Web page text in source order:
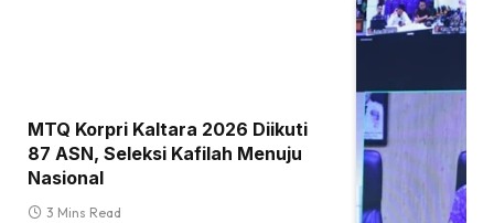
MTQ Korpri Kaltara 2026 Diikuti
87 ASN, Seleksi Kafilah Menuju
Nasional
3 Mins Read